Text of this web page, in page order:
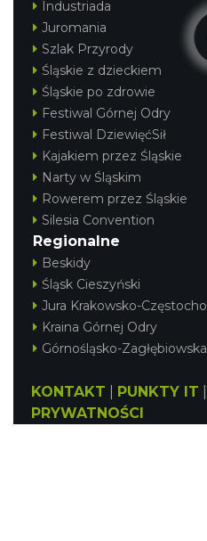
Industriada
Juromania
Szlak Przyrody
Śląskie z dzieckiem
Śląskie po zdrowie
Festiwal Górnej Odry
Festiwal DziewięćSił
Kajakiem przez Śląskie
Narty w Śląskim
Rowerem przez Śląskie
Silesia Convention
Regionalne
Beskidy
Śląsk Cieszyński
Jura Krakowsko-
Kraina Górnej Odry
Górnośląsko-
KONTAKT PUNKTY IT
PRYWATNOŚCI